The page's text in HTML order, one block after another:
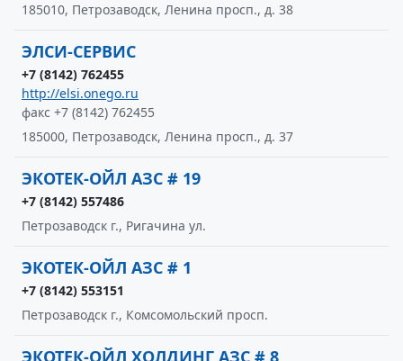
185010, Петрозаводск, Ленина просп., д. 38
ЭЛСИ-СЕРВИС
+7 (8142) 762455
http://elsi.onego.ru
факс +7 (8142) 762455
185000, Петрозаводск, Ленина просп., д. 37
ЭКОТЕК-ОЙЛ АЗС # 19
+7 (8142) 557486
Петрозаводск г., Ригачина ул.
ЭКОТЕК-ОЙЛ АЗС # 1
+7 (8142) 553151
Петрозаводск г., Комсомольский просп.
ЭКОТЕК-ОЙЛ ХОЛДИНГ АЗС # 8